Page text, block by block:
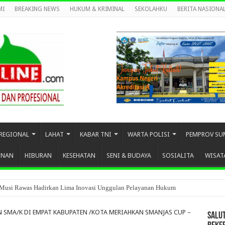
BREAKING NEWS HUKUM & KRIMINAL SEKOLAHKU BERITA
LAHAT KABAR TNI WARTA POLISI PEMPROV
HIBURAN KESEHATAN SENI & BUDAYA SOSIALITA
Rawas Hadirkan Lima Inovasi Unggulan Pelayanan Hukum
SMA/K DI EMPAT KABUPATEN /KOTA MERIAHKAN SMANJAS CUP –